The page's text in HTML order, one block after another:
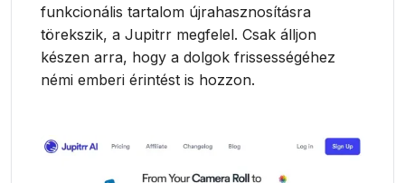
funkcionális tartalom újrahasznosításra
törekszik, a Jupitrr megfelel. Csak álljon
készen arra, hogy a dolgok frissességéhez
némi emberi érintést is hozzon.